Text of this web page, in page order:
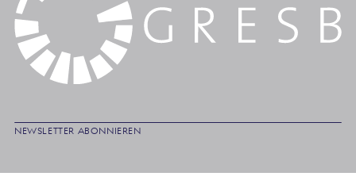
NEWSLETTER ABONNIEREN